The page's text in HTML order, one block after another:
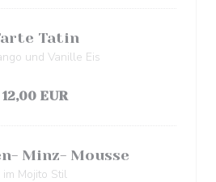
Tatin
und Vanille Eis
12,00 EUR
Minz- Mousse
im Mojito Stil